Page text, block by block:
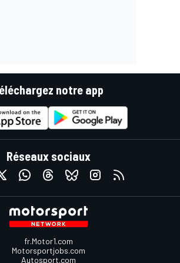
notre app
Réseaux sociaux
fr.Motor1.com
Motorsportjobs.com
Autosport.com